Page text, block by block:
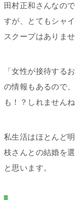
田村正和さんなの
すが、とてもシャ
スクープはありま
「女性が接待する
の情報もあるので
も！？しれませんね
私生活はほとんど
枝さんとの結婚を
と思います。